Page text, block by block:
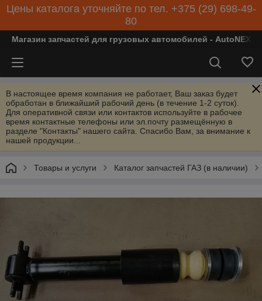
Цены каталога уточняйте по тел. +375 (29) 698-49-
80
Магазин запчастей для грузовых автомобилей - AutoNEXT
В настоящее время компания не работает, Ваш заказ будет
обработан в ближайший рабочий день (в течение 1-2 суток).
Для оперативной связи или контактов используйте в рабочее
время контактные телефоны или эл.почту размещённую в
разделе "Контакты" нашего сайта. Спасибо Вам, за внимание к
нашей продукции...
Товары и услуги Каталог запчастей ГАЗ (в наличии)